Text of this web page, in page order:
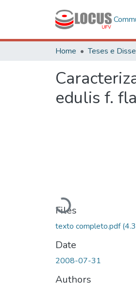
Home Teses e
edulis f.
Loading...
Files
texto completo.pdf
Date
2008-07-31
Authors